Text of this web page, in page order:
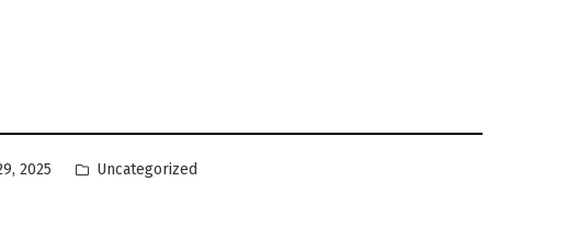
2025
Geplaatst
Uncategorized